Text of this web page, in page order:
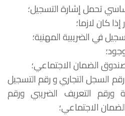
تحمل إشارة التسجيل؛
كان لازما؛
في الضريبية المهنية؛
الضمان الاجتماعي؛
السجل التجاري و رقم التسجيل
ورقم التعريف الضريبي ورقم
الاجتماعي؛